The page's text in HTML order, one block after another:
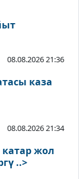
08.08.2026 21:36
каза
08.08.2026 21:34
катар жол
..>